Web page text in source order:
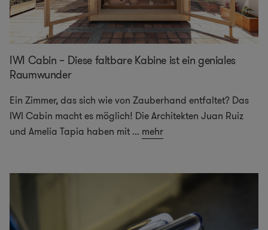
IWI Cabin – Diese faltbare Kabine ist ein geniales
Raumwunder
Ein Zimmer, das sich wie von Zauberhand entfaltet? Das
IWI Cabin macht es möglich! Die Architekten Juan Ruiz
und Amelia Tapia haben mit ... mehr